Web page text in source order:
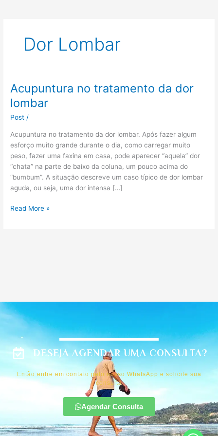
Dor Lombar
Acupuntura no tratamento da dor
lombar
Post /
Acupuntura no tratamento da dor lombar. Após fazer algum
esforço muito grande durante o dia, como carregar muito
peso, fazer uma faxina em casa, pode aparecer “aquela” dor
“chata” na parte de baixo da coluna, um pouco acima do
“bumbum”. A situação descreve um caso típico de dor lombar
aguda, ou seja, uma dor intensa […]
Acupuntura
no
tratamento
da
lombar
Read More »
DESEJA AGENDAR UMA CONSULTA?
Então entre em contato pelo nosso WhatsApp e solicite sua
consulta
Agendar Consulta